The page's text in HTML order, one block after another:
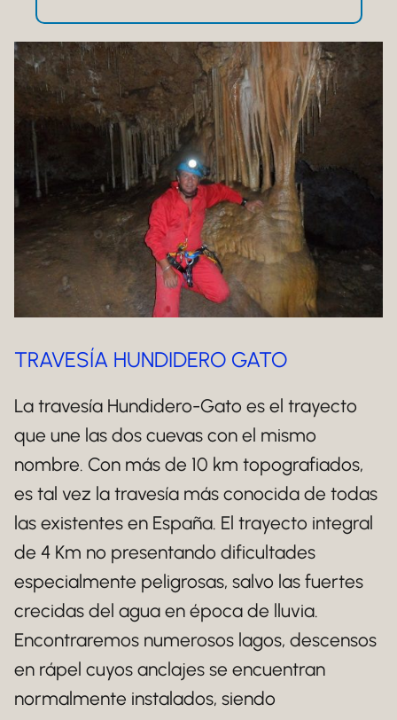
TRAVESÍA HUNDIDERO GATO
La travesía Hundidero-Gato es el trayecto
que une las dos cuevas con el mismo
nombre. Con más de 10 km topografiados,
es tal vez la travesía más conocida de todas
las existentes en España. El trayecto integral
de 4 Km no presentando dificultades
especialmente peligrosas, salvo las fuertes
crecidas del agua en época de lluvia.
Encontraremos numerosos lagos, descensos
en rápel cuyos anclajes se encuentran
normalmente instalados, siendo